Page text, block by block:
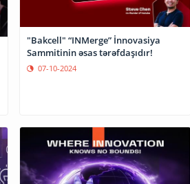
"Bakcell" “INMerge” İnnovasiya
Sammitinin əsas tərəfdaşıdır!
07-10-2024